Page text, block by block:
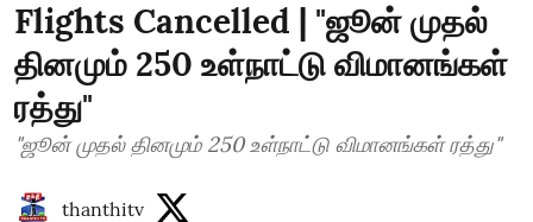
Flights Cancelled | "ஜூன் முதல்
தினமும் 250 உள்நாட்டு விமானங்கள்
ரத்து"
"ஜூன் முதல் தினமும் 250 உள்நாட்டு விமானங்கள் ரத்து"
thanthitv